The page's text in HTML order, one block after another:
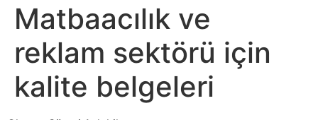
Matbaacılık ve
reklam sektörü için
kalite belgeleri